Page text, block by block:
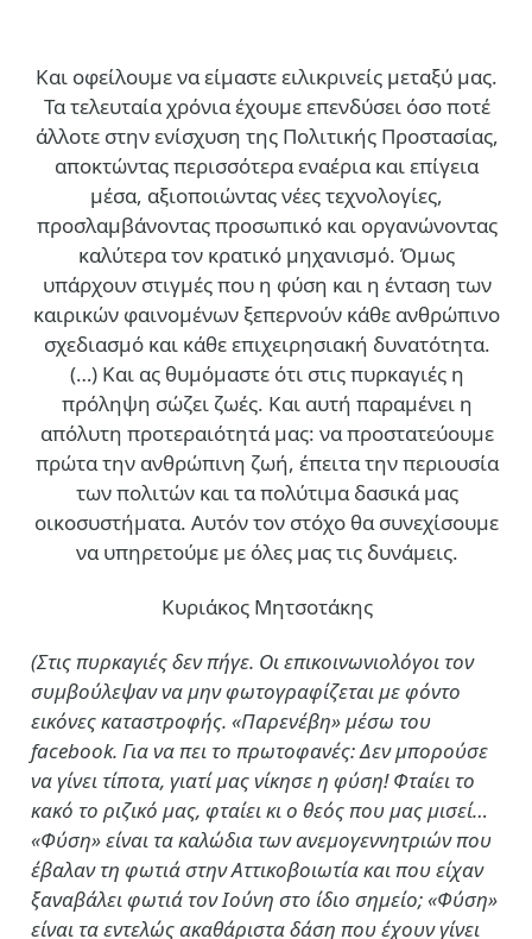
Και οφείλουμε να είμαστε ειλικρινείς μεταξύ μας.
Τα τελευταία χρόνια έχουμε επενδύσει όσο ποτέ
άλλοτε στην ενίσχυση της Πολιτικής Προστασίας,
αποκτώντας περισσότερα εναέρια και επίγεια
μέσα, αξιοποιώντας νέες τεχνολογίες,
προσλαμβάνοντας προσωπικό και οργανώνοντας
καλύτερα τον κρατικό μηχανισμό. Όμως
υπάρχουν στιγμές που η φύση και η ένταση των
καιρικών φαινομένων ξεπερνούν κάθε ανθρώπινο
σχεδιασμό και κάθε επιχειρησιακή δυνατότητα.
(…) Και ας θυμόμαστε ότι στις πυρκαγιές η
πρόληψη σώζει ζωές. Και αυτή παραμένει η
απόλυτη προτεραιότητά μας: να προστατεύουμε
πρώτα την ανθρώπινη ζωή, έπειτα την περιουσία
των πολιτών και τα πολύτιμα δασικά μας
οικοσυστήματα. Αυτόν τον στόχο θα συνεχίσουμε
να υπηρετούμε με όλες μας τις δυνάμεις.
Κυριάκος Μητσοτάκης
(Στις πυρκαγιές δεν πήγε. Οι επικοινωνιολόγοι τον
συμβούλεψαν να μην φωτογραφίζεται με φόντο
εικόνες καταστροφής. «Παρενέβη» μέσω του
facebook. Για να πει το πρωτοφανές: Δεν μπορούσε
να γίνει τίποτα, γιατί μας νίκησε η φύση! Φταίει το
κακό το ριζικό μας, φταίει κι ο θεός που μας μισεί…
«Φύση» είναι τα καλώδια των ανεμογεννητριών που
έβαλαν τη φωτιά στην Αττικοβοιωτία και που είχαν
ξαναβάλει φωτιά τον Ιούνη στο ίδιο σημείο; «Φύση»
είναι τα εντελώς ακαθάριστα δάση που έχουν γίνει